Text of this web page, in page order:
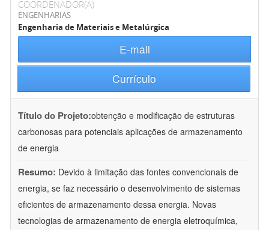
COORDENADOR(A)
ENGENHARIAS
Engenharia de Materiais e Metalúrgica
E-mail
Currículo
Título do Projeto:obtenção e modificação de estruturas
carbonosas para potenciais aplicações de armazenamento
de energia
Resumo: Devido à limitação das fontes convencionais de
energia, se faz necessário o desenvolvimento de sistemas
eficientes de armazenamento dessa energia. Novas
tecnologias de armazenamento de energia eletroquímica,